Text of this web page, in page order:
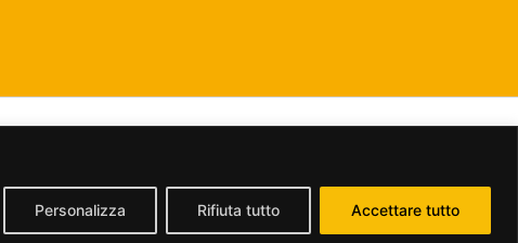
Personalizza Rifiuta tutto Accettare tutto
Condividi allo stesso modo 2.5 Italia License.